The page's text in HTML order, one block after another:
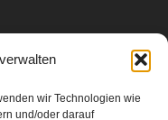
wir Technologien wie
und/oder darauf